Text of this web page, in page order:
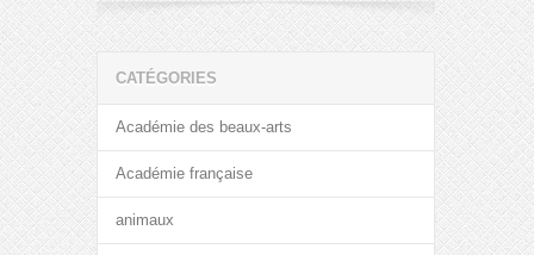
CATÉGORIES
Académie des beaux-arts
Académie française
animaux